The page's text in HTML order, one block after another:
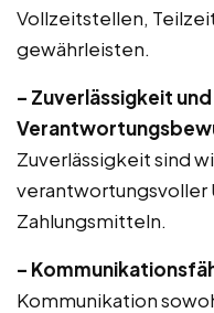
Vollzeitstellen,
gewährleisten.
– Zuverlässigkeit und
Zuverlässigkeit sind
verantwortungsvoller
Zahlungsmitteln.
–
Kommunikation